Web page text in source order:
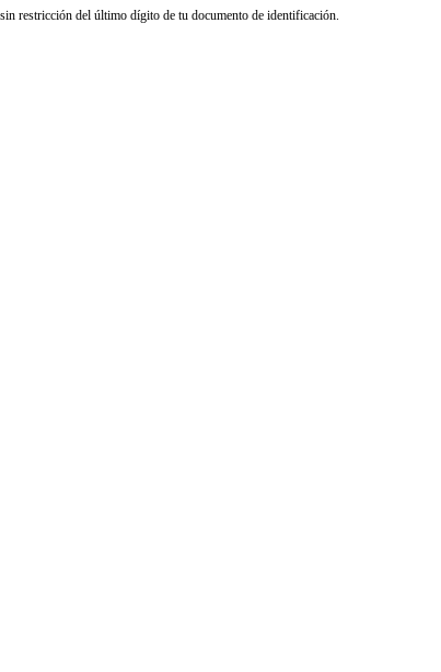
restricción del último dígito de tu documento de identificación.